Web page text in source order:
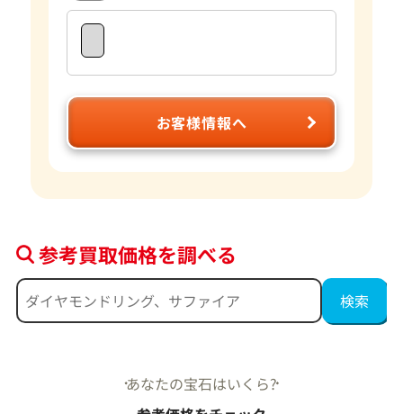
お客様情報へ
参考買取価格を調べる
あなたの宝石はいくら?